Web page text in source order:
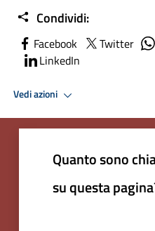
Condividi:
Facebook Twitter
LinkedIn
Vedi azioni
Quanto sono
su questa